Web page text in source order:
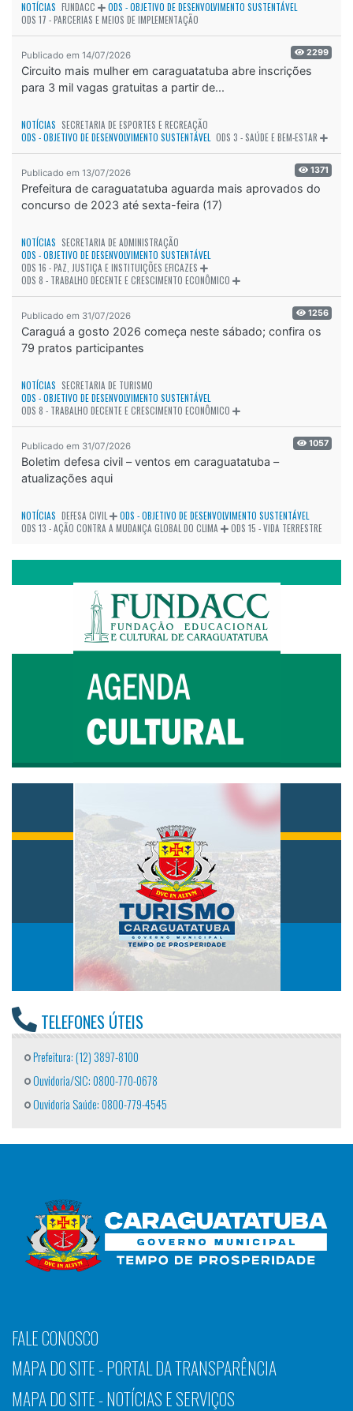
NOTÍCIAS FUNDACC
ODS - OBJETIVO DE DESENVOLVIMENTO SUSTENTÁVEL
ODS 17 - PARCERIAS E MEIOS DE IMPLEMENTAÇÃO
Publicado em 14/07/2026 2299
Circuito mais mulher em caraguatatuba abre inscrições
para 3 mil vagas gratuitas a partir de...
NOTÍCIAS SECRETARIA DE ESPORTES E RECREAÇÃO
ODS - OBJETIVO DE DESENVOLVIMENTO SUSTENTÁVEL ODS 3 - SAÚDE E BEM-ESTAR
Publicado em 13/07/2026 1371
Prefeitura de caraguatatuba aguarda mais aprovados do
concurso de 2023 até sexta-feira (17)
NOTÍCIAS SECRETARIA DE ADMINISTRAÇÃO
ODS - OBJETIVO DE DESENVOLVIMENTO SUSTENTÁVEL
ODS 16 - PAZ, JUSTIÇA E INSTITUIÇÕES EFICAZES
ODS 8 - TRABALHO DECENTE E CRESCIMENTO ECONÔMICO
Publicado em 31/07/2026 1256
Caraguá a gosto 2026 começa neste sábado; confira os
79 pratos participantes
NOTÍCIAS SECRETARIA DE TURISMO
ODS - OBJETIVO DE DESENVOLVIMENTO SUSTENTÁVEL
ODS 8 - TRABALHO DECENTE E CRESCIMENTO ECONÔMICO
Publicado em 31/07/2026 1057
Boletim defesa civil – ventos em caraguatatuba –
atualizações aqui
NOTÍCIAS DEFESA CIVIL
ODS - OBJETIVO DE DESENVOLVIMENTO SUSTENTÁVEL
ODS 13 - AÇÃO CONTRA A MUDANÇA GLOBAL DO CLIMA
ODS 15 - VIDA TERRESTRE
TELEFONES ÚTEIS
Prefeitura: (12) 3897-8100
Ouvidoria/SIC: 0800-770-0678
Ouvidoria Saúde: 0800-779-4545
FALE CONOSCO
MAPA DO SITE - PORTAL DA TRANSPARÊNCIA
MAPA DO SITE - NOTÍCIAS E SERVIÇOS